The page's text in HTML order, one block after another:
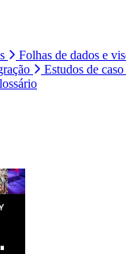
Folhas de dados e
Estudos de caso